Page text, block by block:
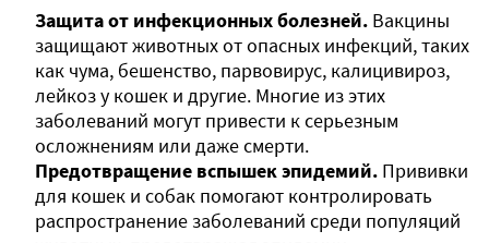
Защита от инфекционных болезней. Вакцины
защищают животных от опасных инфекций, таких
как чума, бешенство, парвовирус, калицивироз,
лейкоз у кошек и другие. Многие из этих
заболеваний могут привести к серьезным
осложнениям или даже смерти.
Предотвращение вспышек эпидемий. Прививки
для кошек и собак помогают контролировать
распространение заболеваний среди популяций